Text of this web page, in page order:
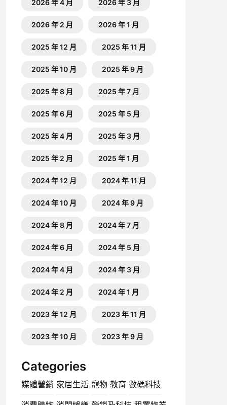
2026 年 4 月 2026 年 3 月
2026 年 2 月 2026 年 1 月
2025 年 12 月 2025 年 11 月
2025 年 10 月 2025 年 9 月
2025 年 8 月 2025 年 7 月
2025 年 6 月 2025 年 5 月
2025 年 4 月 2025 年 3 月
2025 年 2 月 2025 年 1 月
2024 年 12 月 2024 年 11 月
2024 年 10 月 2024 年 9 月
2024 年 8 月 2024 年 7 月
2024 年 6 月 2024 年 5 月
2024 年 4 月 2024 年 3 月
2024 年 2 月 2024 年 1 月
2023 年 12 月 2023 年 11 月
2023 年 10 月 2023 年 9 月
Categories
媒體營銷 家居生活 寵物 教育 數碼科技